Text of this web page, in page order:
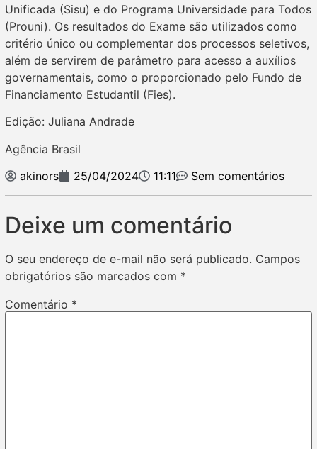
Unificada (Sisu) e do Programa Universidade para Todos
(Prouni). Os resultados do Exame são utilizados como
critério único ou complementar dos processos seletivos,
além de servirem de parâmetro para acesso a auxílios
governamentais, como o proporcionado pelo Fundo de
Financiamento Estudantil (Fies).
Edição: Juliana Andrade
Agência Brasil
akinors
25/04/2024 11:11 Sem comentários
Deixe um comentário
O seu endereço de e-mail não será publicado. Campos
obrigatórios são marcados com *
Comentário *